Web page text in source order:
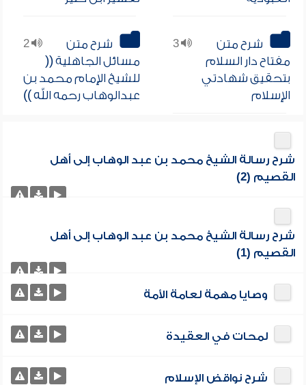
3
شرح متن
مفتاح دار السلام
بتحقيق شهادتي
الإسلام
2
شرح متن
مسائل الجاهلية ((
للشيخ الإمام محمد بن
عبدالوهاب رحمه الله ))
شرح رسالة الشيخ محمد بن عبد الوهاب إلى أهل
القصيم (2)
شرح رسالة الشيخ محمد بن عبد الوهاب إلى أهل
القصيم (1)
وصايا مهمة لعامة الأمة
لمحات في العقيدة
شرح نواقض الإسلام